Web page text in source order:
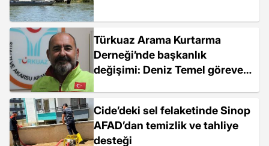
Türkuaz Arama Kurtarma
Derneği’nde başkanlık
değişimi: Deniz Temel göreve
Cide’deki sel felaketinde Sinop
AFAD’dan temizlik ve tahliye
desteği